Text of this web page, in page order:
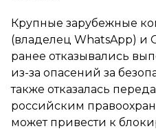
Крупные зарубежные
(владелец WhatsApp) и
ранее отказывались
из-за опасений за
также отказалась
российским
может привести к